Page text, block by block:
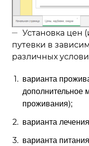
Установка цен
путевки в
различных
варианта
дополнительное
проживания);
варианта
варианта